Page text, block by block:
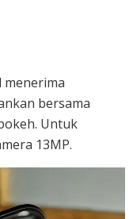
menerima
bersama
Untuk
13MP.